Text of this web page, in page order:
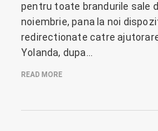
pentru toate brandurile sale
noiembrie, pana la noi
redirectionate catre
Yolanda, dupa…
READ MORE